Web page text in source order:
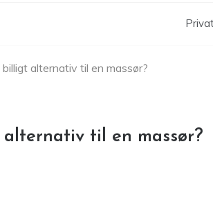
alternativ til en massør?
til en massør?